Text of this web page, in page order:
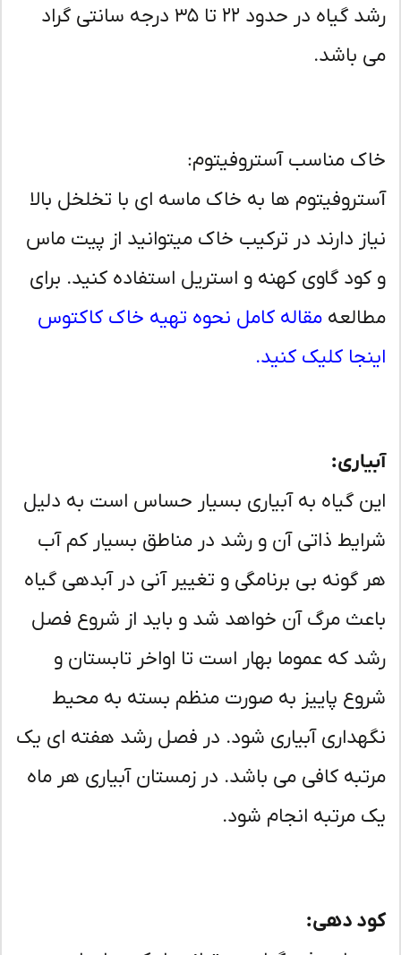
رشد گیاه در حدود ۲۲ تا ۳۵ درجه سانتی گراد
باشد.
مناسب آستروفیتوم:
ها به خاک ماسه ای با تخلخل بالا
دارند در ترکیب خاک میتوانید از پیت ماس
گاوی کهنه و استریل استفاده کنید. برای
مقاله کامل نحوه تهیه خاک کاکتوس
کلیک کنید.
گیاه به آبیاری بسیار حساس است به دلیل
ذاتی آن و رشد در مناطق بسیار کم آب
گونه بی برنامگی و تغییر آنی در آبدهی گیاه
مرگ آن خواهد شد و باید از شروع فصل
که عموما بهار است تا اواخر تابستان و
پاییز به صورت منظم بسته به محیط
آبیاری شود. در فصل رشد هفته ای یک
کافی می باشد. در زمستان آبیاری هر ماه
مرتبه انجام شود.
دهی: